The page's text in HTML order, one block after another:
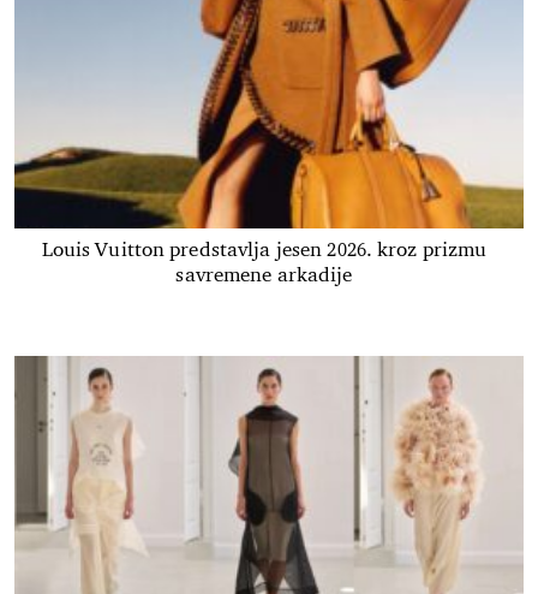
Louis Vuitton predstavlja jesen 2026. kroz prizmu
savremene arkadije